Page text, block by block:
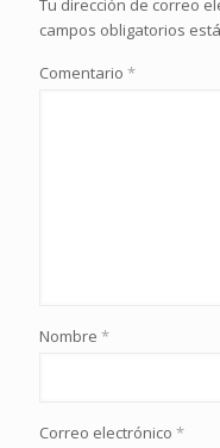
Tu dirección de correo
campos obligatorios
Comentario *
Nombre *
Correo electrónico *